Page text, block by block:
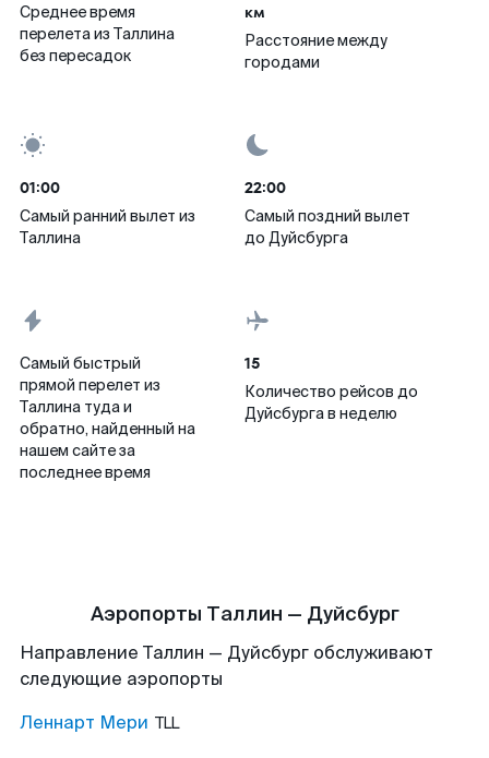
Среднее время
перелета из Таллина
без пересадок
км
Расстояние между
городами
01:00
Самый ранний вылет из
Таллина
22:00
Самый поздний вылет
до Дуйсбурга
Самый быстрый
прямой перелет из
Таллина туда и
обратно, найденный на
нашем сайте за
последнее время
15
Количество рейсов до
Дуйсбурга в неделю
Аэропорты Таллин — Дуйсбург
Направление Таллин — Дуйсбург обслуживают
следующие аэропорты
Леннарт Мери TLL